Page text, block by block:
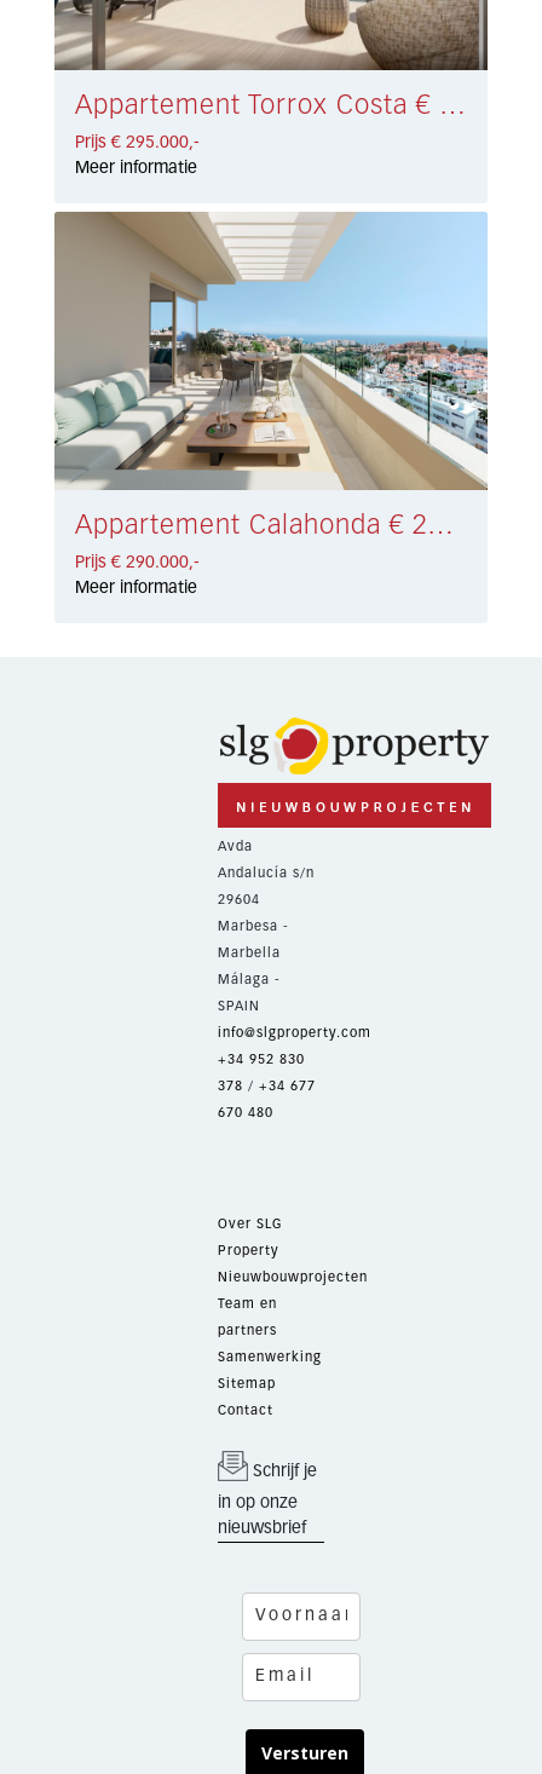
Appartement Torrox Costa € 295.000,-
Prijs € 295.000,-
Meer informatie
Appartement Calahonda € 290.000,-
Prijs € 290.000,-
Meer informatie
Avda
Andalucía s/n
29604
Marbesa -
Marbella
Málaga -
SPAIN
info@slgproperty.com
+34 952 830
378 / +34 677
670 480
Over SLG
Property
Nieuwbouwprojecten
Team en
partners
Samenwerking
Sitemap
Contact
Schrijf je
in op onze
nieuwsbrief
Versturen